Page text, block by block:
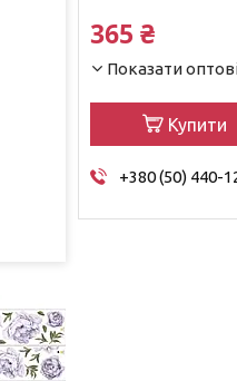
365 ₴
Показати
Купити
+380 (50) 440-